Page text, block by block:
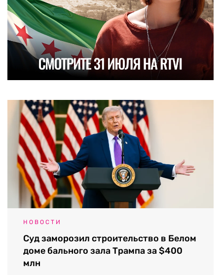
НОВОСТИ
Суд заморозил строительство в Белом
доме бального зала Трампа за $400
млн